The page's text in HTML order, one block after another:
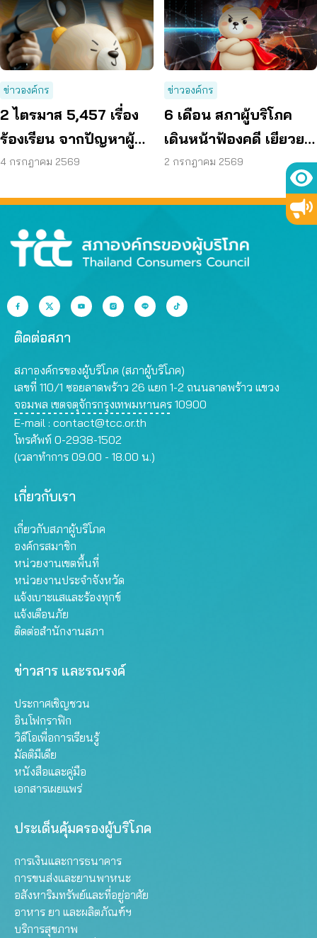
ข่าวองค์กร
2 ไตรมาส 5,457 เรื่อง
ร้องเรียน จากปัญหาผู้
บริโภค สู่การดันนโยบาย
4 กรกฎาคม 2569
ข่าวองค์กร
6 เดือน สภาผู้บริโภค
เดินหน้าฟ้องคดี เยียวยา
ได้กว่า 44 ล้านบาท
2 กรกฎาคม 2569
ติดต่อสภา
สภาองค์กรของผู้บริโภค (สภาผู้บริโภค)
เลขที่ 110/1 ซอยลาดพร้าว 26 แยก 1-2 ถนนลาดพร้าว แขวง
จอมพล เขตจตุจักรกรุงเทพมหานคร 10900
E-mail : contact@tcc.or.th
โทรศัพท์ 0-2938-1502
(เวลาทำการ 09.00 - 18.00 น.)
เกี่ยวกับเรา
เกี่ยวกับสภาผู้บริโภค
องค์กรสมาชิก
หน่วยงานเขตพื้นที่
หน่วยงานประจำจังหวัด
แจ้งเบาะแสและร้องทุกข์
แจ้งเตือนภัย
ติดต่อสำนักงานสภา
ข่าวสาร และรณรงค์
ประกาศเชิญชวน
อินโฟกราฟิก
วิดีโอเพื่อการเรียนรู้
มัลติมีเดีย
หนังสือและคู่มือ
เอกสารเผยแพร่
ประเด็นคุ้มครองผู้บริโภค
การเงินและการธนาคาร
การขนส่งและยานพาหนะ
อสังหาริมทรัพย์และที่อยู่อาศัย
อาหาร ยา และผลิตภัณฑ์ฯ
บริการสุขภาพ